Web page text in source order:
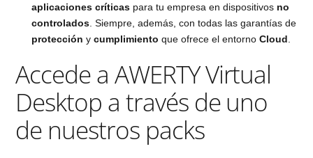
aplicaciones críticaspara tu empresa en dispositivos no
controlados. Siempre, además, con todas las garantías de
protección y cumplimiento que ofrece el entorno Cloud
Accede a AWERTY Virtual
Desktop a través de uno
de nuestros packs